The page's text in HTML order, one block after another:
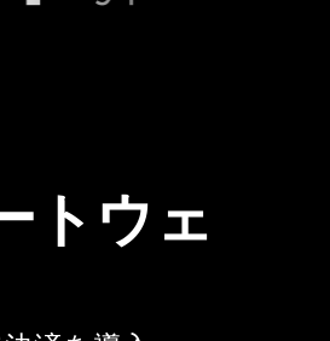
トウェ